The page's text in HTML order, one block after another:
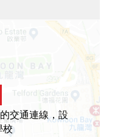
交通連線，設
校